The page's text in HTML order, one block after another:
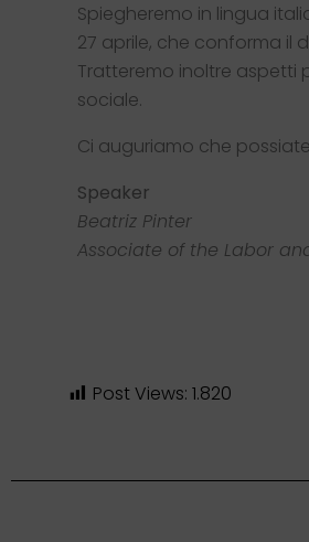
Spiegheremo in lingua
27 aprile, che conforma il
Tratteremo inoltre aspetti
sociale.
Ci auguriamo che
Speaker
Beatriz Pinter
Associate of the Labor
Post Views: 1.820